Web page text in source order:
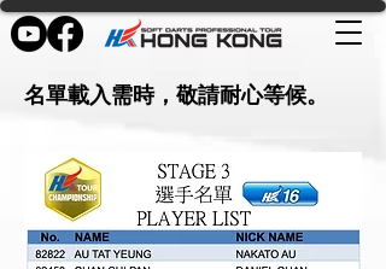
名單載入需時，敬請耐心等候。